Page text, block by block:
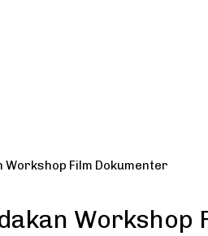
Film Dokumenter
Workshop